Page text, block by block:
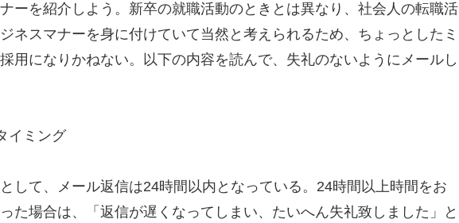
ーを紹介しよう。新卒の就職活動のときとは異なり、社会人の転職活
ネスマナーを身に付けていて当然と考えられるため、ちょっとしたミ
用になりかねない。以下の内容を読んで、失礼のないようにメールし
イミング
して、メール返信は24時間以内となっている。24時間以上時間をお
た場合は、「返信が遅くなってしまい、たいへん失礼致しました」と